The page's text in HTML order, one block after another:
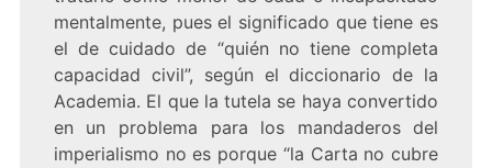
mentalmente, pues el significado que tiene es
el de cuidado de “quién no tiene completa
capacidad civil”, según el diccionario de la
Academia. El que la tutela se haya convertido
en un problema para los mandaderos del
imperialismo no es porque “la Carta no cubre